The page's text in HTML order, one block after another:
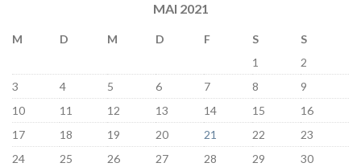
MAI 2021
M D M D F S
S
1
2
3
4 5 6 7 8
9
10
11 12 13 14 15
16
17
18 19 20 21 22
23
24
25 26 27 28 29
30